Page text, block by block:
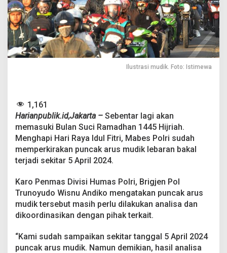
u
d
i
k
L
e
b
i
p
e
r
k
i
k
a
n
P
a
5
Ilustrasi mudik. Foto: Istimewa
1,161
Harianpublik.id,Jakarta – Sebentar lagi akan
memasuki Bulan Suci Ramadhan 1445 Hijriah.
Menghapi Hari Raya Idul Fitri, Mabes Polri sudah
memperkirakan puncak arus mudik lebaran bakal
terjadi sekitar 5 April 2024.
Karo Penmas Divisi Humas Polri, Brigjen Pol
Trunoyudo Wisnu Andiko mengatakan puncak arus
mudik tersebut masih perlu dilakukan analisa dan
dikoordinasikan dengan pihak terkait.
“Kami sudah sampaikan sekitar tanggal 5 April 2024
puncak arus mudik. Namun demikian, hasil analisa